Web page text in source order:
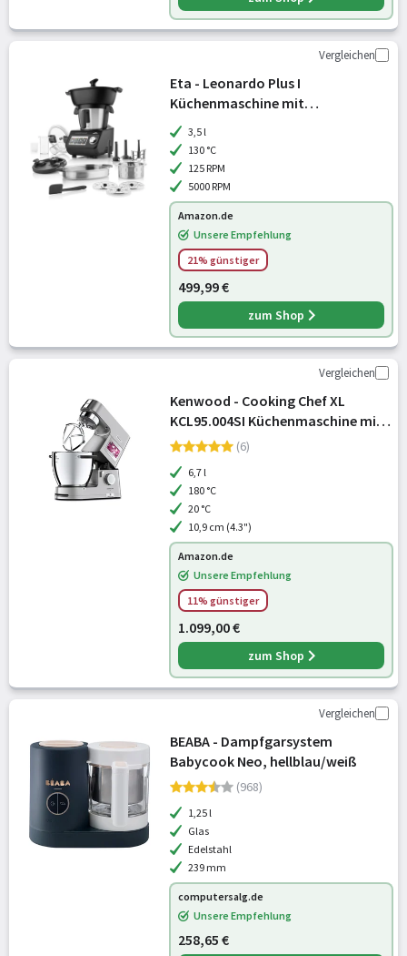
Vergleichen
Eta - Leonardo Plus I
Küchenmaschine mit
Kochfunktion und Waage I
Dämpfen I Garen I 1000 W I 3.5l
Edelstahlschüssel I LCD Display mit
vielen integrierten Re
3,5 l
130 °C
125 RPM
5000 RPM
Amazon.de
Unsere Empfehlung
21% günstiger
499,99 €
zum Shop
Vergleichen
Kenwood - Cooking Chef XL
KCL95.004SI Küchenmaschine mit
Kochfunktion & integrierter
1500W, inkl. 5-teiligem Patisserie-
Set, Si
(6)
6,7 l
180 °C
20 °C
10,9 cm (4.3")
Amazon.de
Unsere Empfehlung
11% günstiger
1.099,00 €
zum Shop
Vergleichen
BEABA - Dampfgarsystem
Babycook Neo, hellblau/weiß
(968)
1,25 l
Glas
Edelstahl
239 mm
computersalg.de
Unsere Empfehlung
258,65 €